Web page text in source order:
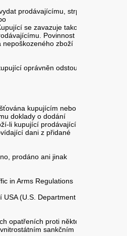
prodávajícímu, strpět
se zavazuje takové
Povinnost
nepoškozeného zboží
oprávněn odstoupit
kupujícím nebo
doklady o dodání
li kupující prodávajícímu
dani z přidané
prodáno ani jinak
in Arms Regulations
(U.S. Department of
opatřeních proti některým
sankčním